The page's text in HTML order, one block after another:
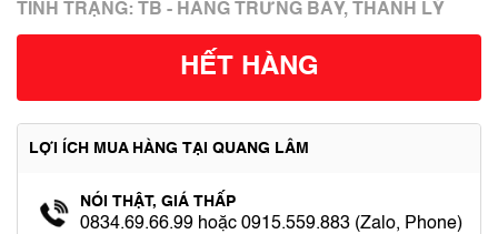
TÌNH TRẠNG: TB - HÀNG TRƯNG BÀY, THANH LÝ
HẾT HÀNG
LỢI ÍCH MUA HÀNG TẠI QUANG LÂM
NÓI THẬT, GIÁ THẤP
0834.69.66.99 hoặc 0915.559.883 (Zalo, Phone)